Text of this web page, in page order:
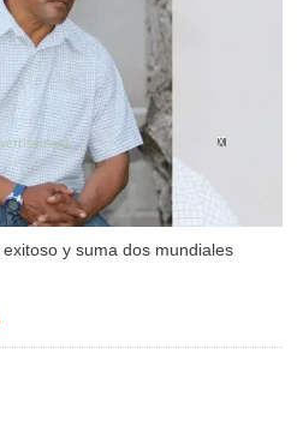
y suma dos mundiales
X
X
X